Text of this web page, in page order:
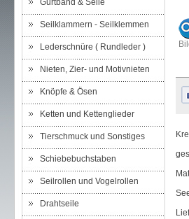
Gurtband & Seile
Seilklammern - Seilklemmen
Lederschnüre ( Rundleder )
Nieten, Zier- und Motivnieten
Knöpfe & Ösen
Ketten und Kettenglieder
Tierschmuck und Sonstiges
Schiebebuchstaben
Seilrollen und Vogelrollen
Drahtseile